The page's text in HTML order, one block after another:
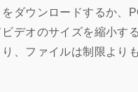
ダウンロードするか、
ビデオのサイズを縮小す
、ファイルは制限より